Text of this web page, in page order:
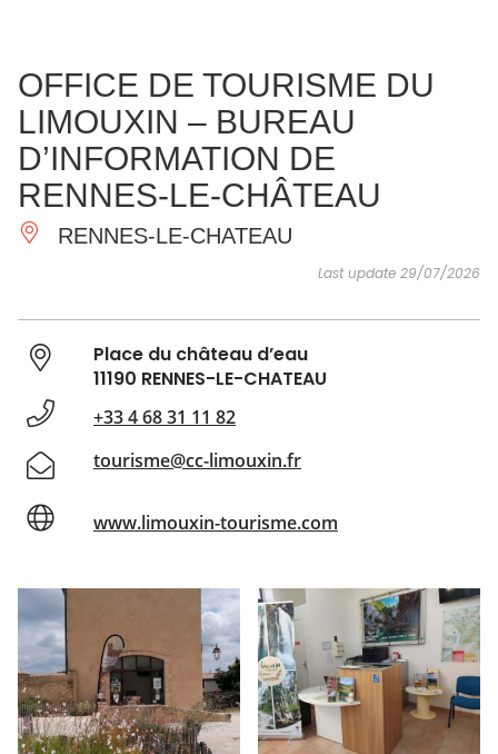
ESSENTIAL
AND
DO
INSPIRATIONS AGENDA
OFFICE DE TOURISME DU
LIMOUXIN – BUREAU
D’INFORMATION DE
RENNES-LE-CHÂTEAU
RENNES-LE-CHATEAU
Last update 29/07/2026
Place du château d’eau
11190 RENNES-LE-CHATEAU
+33 4 68 31 11 82
tourisme@cc-limouxin.fr
www.limouxin-tourisme.com